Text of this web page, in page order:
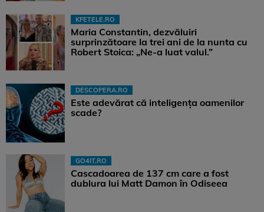
KFETELE.RO
Maria Constantin, dezvăluiri
surprinzătoare la trei ani de la nunta cu
Robert Stoica: „Ne-a luat valul.”
DESCOPERA.RO
Este adevărat că inteligența oamenilor
scade?
GO4IT.RO
Cascadoarea de 137 cm care a fost
dublura lui Matt Damon în Odiseea